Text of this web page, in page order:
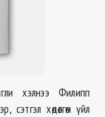
хэлнээ Филипп
сэтгэл хөдөлгөм үйл